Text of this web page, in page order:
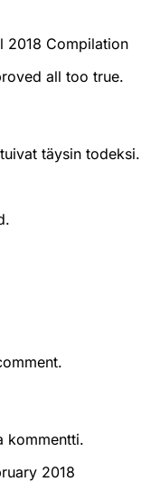
2018 Compilation
all too true.
täysin todeksi.
kommentti.
2018